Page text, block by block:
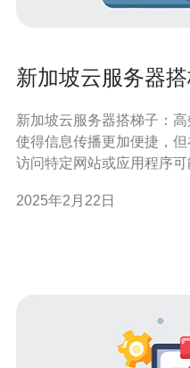
新加坡云服务器
新加坡云服务器搭梯子：高效解决
使得信息传播更加便捷，
访问特定网站或应用程序
器搭建梯子，人们可以有
2025年2月22日